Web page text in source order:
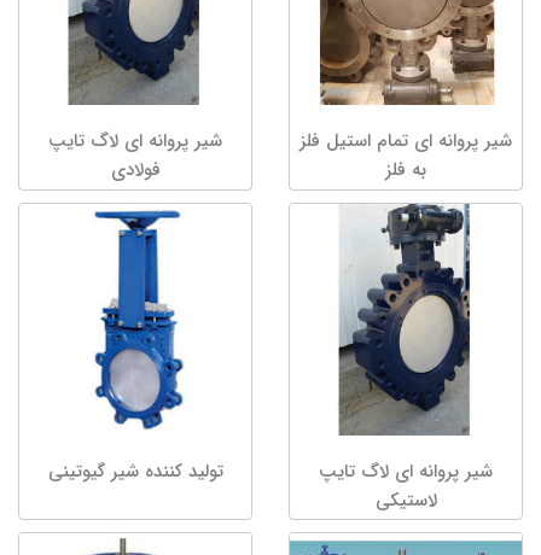
شیر پروانه ای تمام استیل فلز
به فلز
شیر پروانه ای لاگ تایپ
فولادی
شیر پروانه ای لاگ تایپ
لاستیکی
تولید کننده شیر گیوتینی